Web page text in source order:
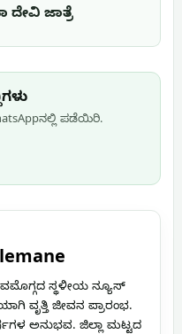
ದೇವಿ ಜಾತ್ರೆ
ಪಡೆಯಿರಿ.
ಸ್ಥಳೀಯ ನ್ಯೂಸ್
ವೃತ್ತಿ ಜೀವನ ಪ್ರಾರಂಭ.
ಅನುಭವ. ಜಿಲ್ಲಾ ಮಟ್ಟದ